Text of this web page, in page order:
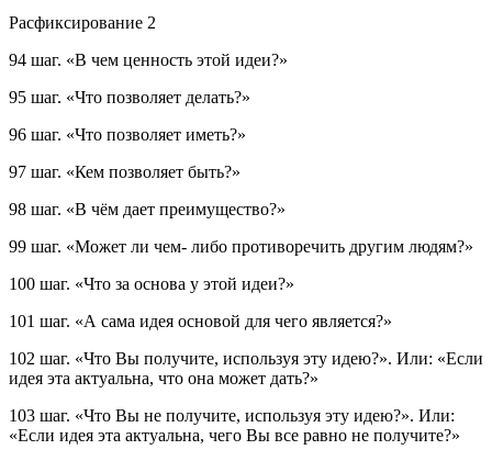
Расфиксирование 2
94 шаг. «В чем ценность этой идеи?»
95 шаг. «Что позволяет делать?»
96 шаг. «Что позволяет иметь?»
97 шаг. «Кем позволяет быть?»
98 шаг. «В чём дает преимущество?»
99 шаг. «Может ли чем- либо противоречить другим людям?»
100 шаг. «Что за основа у этой идеи?»
101 шаг. «А сама идея основой для чего является?»
102 шаг. «Что Вы получите, используя эту идею?». Или: «Если
идея эта актуальна, что она может дать?»
103 шаг. «Что Вы не получите, используя эту идею?». Или:
«Если идея эта актуальна, чего Вы все равно не получите?»